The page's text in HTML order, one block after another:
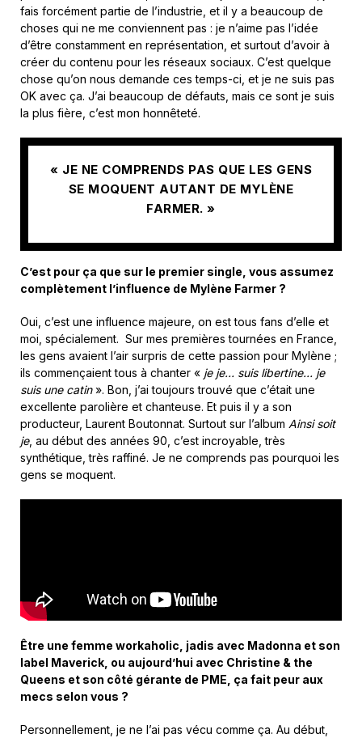
fais forcément partie de l’industrie, et il y a beaucoup de
choses qui ne me conviennent pas : je n’aime pas l’idée
d’être constamment en représentation, et surtout d’avoir à
créer du contenu pour les réseaux sociaux. C’est quelque
chose qu’on nous demande ces temps-ci, et je ne suis pas
OK avec ça. J’ai beaucoup de défauts, mais ce sont je suis
la plus fière, c’est mon honnêteté.
« JE NE COMPRENDS PAS QUE LES GENS
SE MOQUENT AUTANT DE MYLÈNE
FARMER. »
C’est pour ça que sur le premier single, vous assumez
complètement l’influence de Mylène Farmer ?
Oui, c’est une influence majeure, on est tous fans d’elle et
moi, spécialement. Sur mes premières tournées en France,
les gens avaient l’air surpris de cette passion pour Mylène ;
ils commençaient tous à chanter « je je… suis libertine… je
suis une catin». Bon, j’ai toujours trouvé que c’était une
excellente parolière et chanteuse. Et puis il y a son
producteur, Laurent Boutonnat. Surtout sur l’album Ainsi soit
je, au début des années 90, c’est incroyable, très
synthétique, très raffiné. Je ne comprends pas pourquoi les
gens se moquent.
Être une femme workaholic, jadis avec Madonna et son
label Maverick, ou aujourd’hui avec Christine & the
Queens et son côté gérante de PME, ça fait peur aux
mecs selon vous ?
Personnellement, je ne l’ai pas vécu comme ça. Au début,